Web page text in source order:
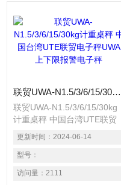
联贸UWA-N1.5/3/6/15/30kg计重桌秤 中国台湾UTE联贸电子秤UWA上下限报警电子秤
联贸UWA-N1.5/3/6/15/30kg
计重桌秤 中国台湾UTE联贸
电子秤UWA上下限报警电子
秤 使用高精度传感器,精度达
1/15000~1/30000. 采用大型
显示屏幕,明显易读. 交直流两
用,配备充电电池. 内置重量单
更新时间： 2024-06-14
型号：
访问量： 2111